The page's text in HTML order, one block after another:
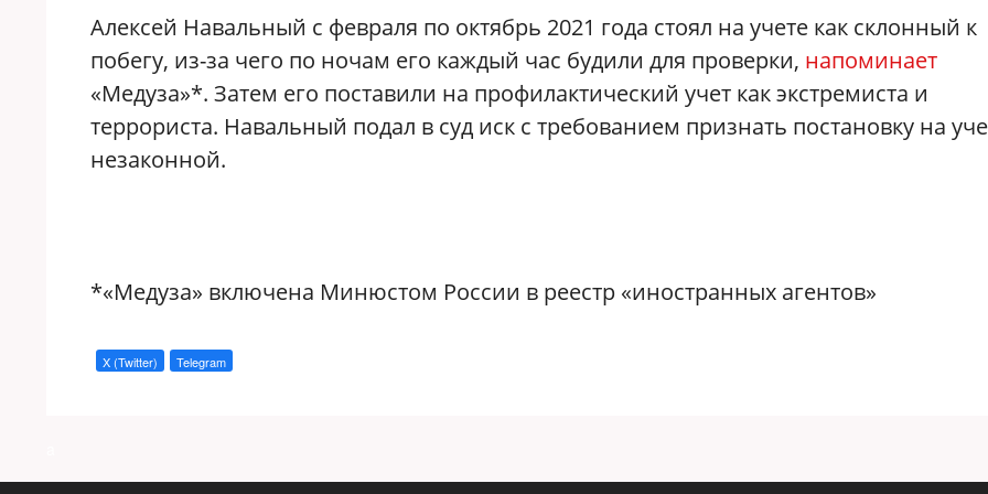
Алексей Навальный с февраля по октябрь 2021 года стоял на учете как склонный к
побегу, из-за чего по ночам его каждый час будили для проверки, напоминает
«Медуза»*. Затем его поставили на профилактический учет как экстремиста и
террориста. Навальный подал в суд иск с требованием признать постановку на
незаконной.
*«Медуза» включена Минюстом России в реестр «иностранных агентов»
X (Twitter) Telegram